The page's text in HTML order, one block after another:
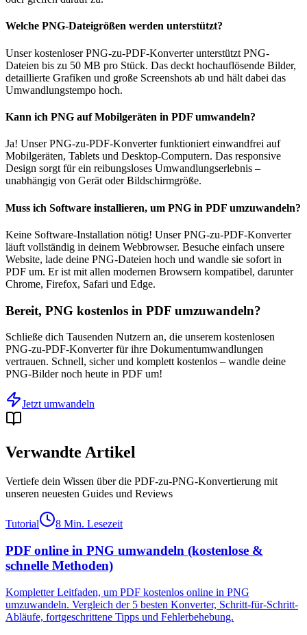
Welche PNG-Dateigrößen werden unterstützt?
Unser kostenloser PNG-zu-PDF-Konverter unterstützt PNG-
Dateien bis zu 50 MB pro Stück. Das deckt hochauflösende Bilder,
detaillierte Grafiken und große Screenshots ab und hält dabei das
Umwandlungstempo hoch.
Kann ich PNG auf Mobilgeräten in PDF umwandeln?
Ja! Unser PNG-zu-PDF-Konverter funktioniert einwandfrei auf
Mobilgeräten, Tablets und Desktop-Computern. Das responsive
Design sorgt für ein reibungsloses Umwandlungserlebnis –
unabhängig von Gerät oder Bildschirmgröße.
Muss ich Software installieren, um PNG in PDF umzuwandeln?
Keine Software-Installation nötig! Unser PNG-zu-PDF-Konverter
läuft vollständig in deinem Webbrowser. Besuche einfach unsere
Website, lade deine PNG-Dateien hoch und wandle sie sofort in
PDF um. Er ist mit allen modernen Browsern kompatibel, darunter
Chrome, Firefox, Safari und Edge.
Bereit, PNG kostenlos in PDF umzuwandeln?
Schließe dich Tausenden Nutzern an, die unserem kostenlosen
PNG-zu-PDF-Konverter für ihre Dokumentumwandlungen
vertrauen. Schnell, sicher und komplett kostenlos – wandle deine
PNG-Bilder noch heute in PDF um!
Jetzt umwandeln
Verwandte Artikel
Vertiefe dein Wissen über die PDF-zu-PNG-Konvertierung mit
unseren neuesten Guides und Reviews
Tutorial 8 Min. Lesezeit
PDF online in PNG umwandeln (kostenlose &
schnelle Methoden)
Kompletter Leitfaden, um PDF kostenlos online in PNG
umzuwandeln. Vergleich der 5 besten Konverter, Schritt-für-Schritt-
Abläufe, fortgeschrittene Tipps und Fehlerbehebung.